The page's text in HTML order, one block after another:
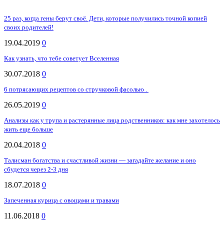
25 раз, когда гены берут своё. Дети, которые получились точной копией
своих родителей!
19.04.2019 0
Как узнать, что тебе советует Вселенная
30.07.2018 0
6 потрясающих рецептов со стручковой фасолью .
26.05.2019 0
Анализы как у трупа и растерянные лица родственников: как мне захотелось
жить еще больше
20.04.2018 0
Талисман богатства и счастливой жизни — загадайте желание и оно
сбудется через 2-3 дня
18.07.2018 0
Запеченная курица с овощами и травами
11.06.2018 0